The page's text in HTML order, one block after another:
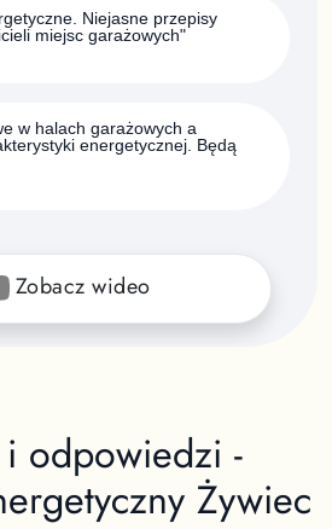
Niejasne przepisy
miejsc garażowych"
w halach garażowych a
energetycznej. Będą
Zobacz wideo
i odpowiedzi -
Żywiec